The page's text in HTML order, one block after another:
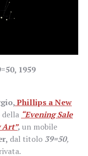
1959
Phillips a New
della “Evening Sale
Art”, un mobile
dal titolo 39=50,